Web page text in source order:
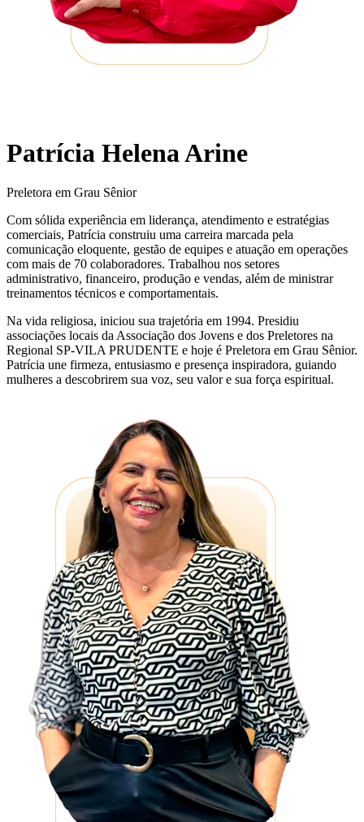
Patrícia Helena Arine
Preletora em Grau Sênior
Com sólida experiência em liderança, atendimento e estratégias
comerciais, Patrícia construiu uma carreira marcada pela
comunicação eloquente, gestão de equipes e atuação em operações
com mais de 70 colaboradores. Trabalhou nos setores
administrativo, financeiro, produção e vendas, além de ministrar
treinamentos técnicos e comportamentais.
Na vida religiosa, iniciou sua trajetória em 1994. Presidiu
associações locais da Associação dos Jovens e dos Preletores na
Regional SP-VILA PRUDENTE e hoje é Preletora em Grau Sênior.
Patrícia une firmeza, entusiasmo e presença inspiradora, guiando
mulheres a descobrirem sua voz, seu valor e sua força espiritual.